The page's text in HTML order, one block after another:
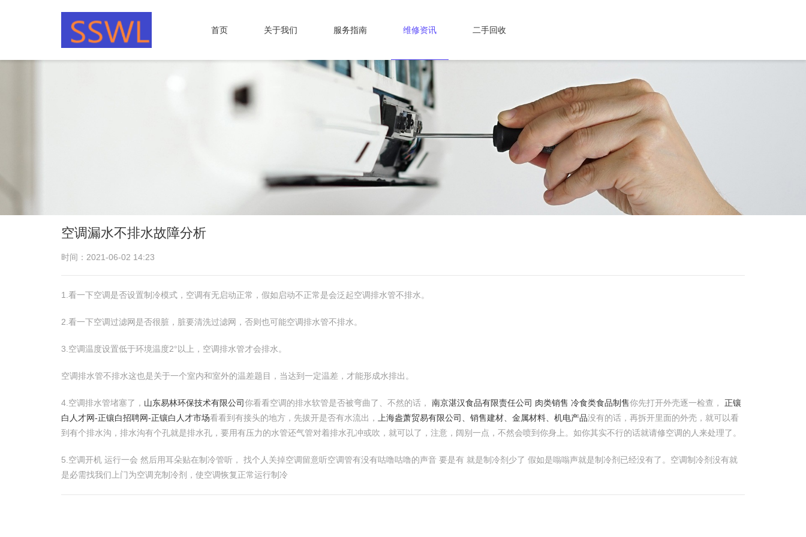
首页 关于我们 服务指南 维修资讯 二手回收
空调漏水不排水故障分析
时间：2021-06-02 14:23
1.看一下空调是否设置制冷模式，空调有无启动正常，假如启动不正常是会泛起空调排水管不排水。
2.看一下空调过滤网是否很脏，脏要清洗过滤网，否则也可能空调排水管不排水。
3.空调温度设置低于环境温度2°以上，空调排水管才会排水。
空调排水管不排水这也是关于一个室内和室外的温差题目，当达到一定温差，才能形成水排出。
4.空调排水管堵塞了， 山东易林环保技术有限公司你看看空调的排水软管是否被弯曲了、不然的话， 南京湛汉食品有限责任公司 肉类销售 冷食类食品制售你先打开外壳逐一检查， 正镶
白人才网-正镶白招聘网-正镶白人才市场看看到有接头的地方，先拔开是否有水流出， 上海盎萧贸易有限公司、销售建材、金属材料、机电产品没有的话，再拆开里面的外壳，就可以看
到有个排水沟，排水沟有个孔就是排水孔，要用有压力的水管还气管对着排水孔冲或吹，就可以了，注意，阔别一点，不然会喷到你身上。如你其实不行的话就请修空调的人来处理了。
5.空调开机 运行一会 然后用耳朵贴在制冷管听， 找个人关掉空调留意听空调管有没有咕噜咕噜的声音 要是有 就是制冷剂少了 假如是嗡嗡声就是制冷剂已经没有了。空调制冷剂没有就
是必需找我们上门为空调充制冷剂，使空调恢复正常运行制冷